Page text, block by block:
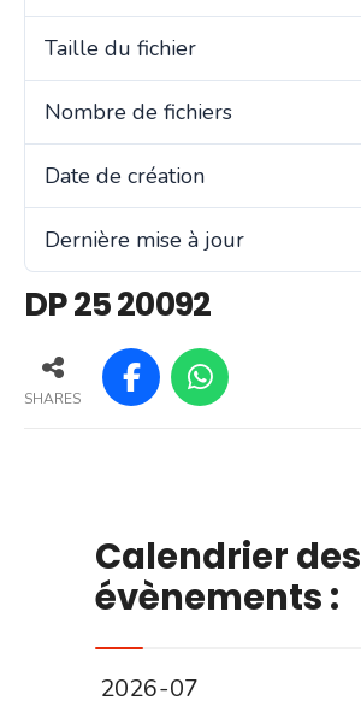
Taille du fichier
Nombre de fichiers
Date de création
Dernière mise à jour
DP 25 20092
SHARES
Calendrier des
évènements :